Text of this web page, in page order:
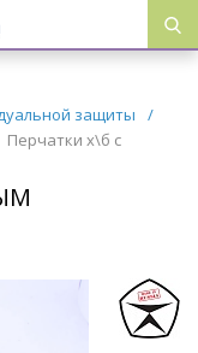
защиты
/
Перчатки х\б с